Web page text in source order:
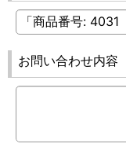
お問い合わせ内容